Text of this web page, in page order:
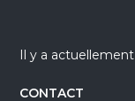
Il y a actuellement
CONTACT